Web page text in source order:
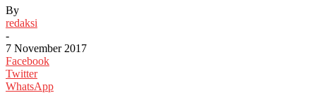
By
redaksi
-
7 November 2017
Facebook
Twitter
WhatsApp